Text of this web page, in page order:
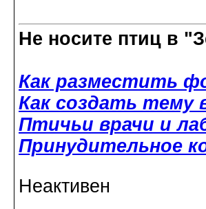
Не носите птиц в
Как разместить
Как создать тему
Птичьи врачи и
Принудительное
Неактивен